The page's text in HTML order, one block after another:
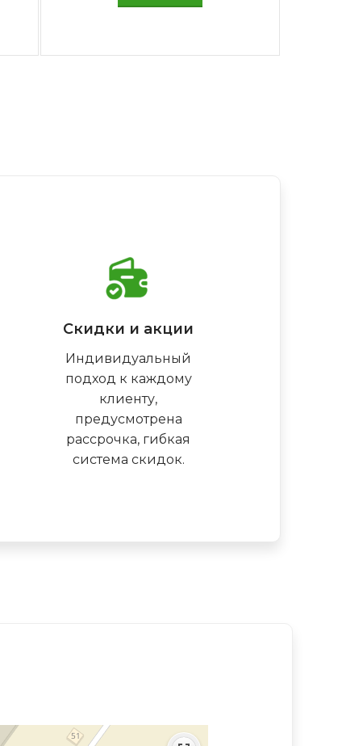
Скидки и акции
Индивидуальный
подход к каждому
клиенту,
предусмотрена
рассрочка, гибкая
система скидок.